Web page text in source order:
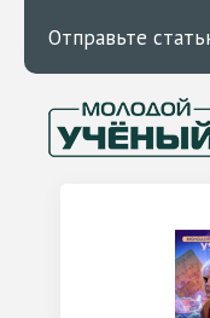
Отправьте